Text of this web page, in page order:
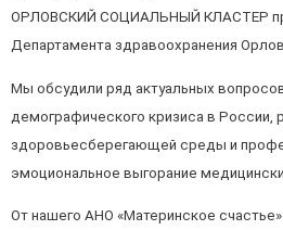
ОРЛОВСКИЙ СОЦИАЛЬНЫЙ КЛАСТЕР
Департамента здравоохранения
Мы обсудили ряд актуальных
демографического кризиса в России,
здоровьесберегающей среды и
эмоциональное выгорание
От нашего АНО «Материнское